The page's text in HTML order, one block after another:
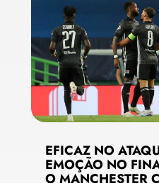
EFICAZ NO
EMOÇÃO NO
O MANCHESTER